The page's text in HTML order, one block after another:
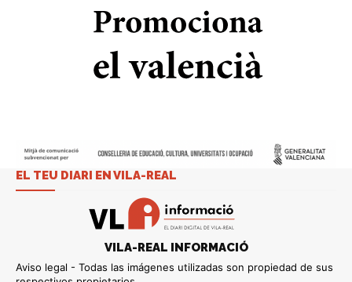
EL TEU DIARI EN VILA-REAL
VILA-REAL INFORMACIÓ
Aviso legal - Todas las imágenes utilizadas son propiedad de sus